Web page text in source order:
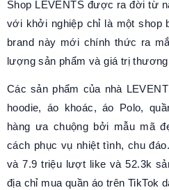
Shop LEVENTS được ra đời từ
với khởi nghiệp chỉ là một shop
brand này mới chính thức ra
lượng sản phẩm và giá trị thương
Các sản phẩm của nhà
hoodie, áo khoác, áo Polo,
hàng ưa chuộng bởi mẫu mã
cách phục vụ nhiệt tình, chu
và 7.9 triệu lượt like và 52.3k
địa chỉ mua quần áo trên TikTok